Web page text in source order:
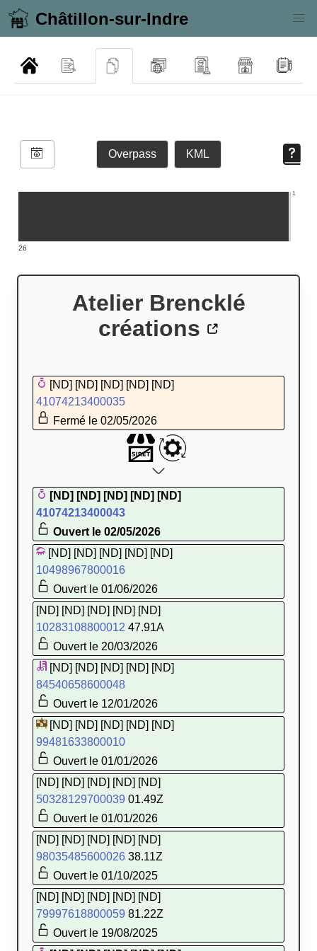
Châtillon-sur-Indre
Overpass KML
1
26
Atelier Brencklé
créations
[ND] [ND] [ND] [ND] [ND]
41074213400035
Fermé le 02/05/2026
[ND] [ND] [ND] [ND] [ND]
41074213400043
Ouvert le 02/05/2026
[ND] [ND] [ND] [ND] [ND]
10498967800016
Ouvert le 01/06/2026
[ND] [ND] [ND] [ND] [ND]
10283108800012 47.91A
Ouvert le 20/03/2026
[ND] [ND] [ND] [ND] [ND]
84540658600048
Ouvert le 12/01/2026
[ND] [ND] [ND] [ND] [ND]
99481633800010
Ouvert le 01/01/2026
[ND] [ND] [ND] [ND] [ND]
50328129700039 01.49Z
Ouvert le 01/01/2026
[ND] [ND] [ND] [ND] [ND]
98035485600026 38.11Z
Ouvert le 01/10/2025
[ND] [ND] [ND] [ND] [ND]
79997618800059 81.22Z
Ouvert le 19/08/2025